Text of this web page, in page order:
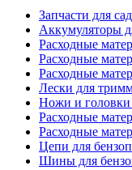
Запчасти для
Аккумуляторы
Расходные
Расходные
Расходные
Лески для
Ножи и головки
Расходные
Расходные
Цепи для
Шины для